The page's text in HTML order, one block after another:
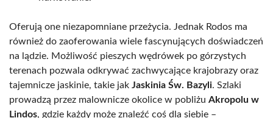
Oferują one niezapomniane przeżycia. Jednak Rodos ma
również do zaoferowania wiele fascynujących doświadczeń
na lądzie. Możliwość pieszych wędrówek po górzystych
terenach pozwala odkrywać zachwycające krajobrazy oraz
tajemnicze jaskinie, takie jak Jaskinia Św. Bazyli. Szlaki
prowadzą przez malownicze okolice w pobliżu Akropolu w
Lindos, gdzie każdy może znaleźć coś dla siebie –